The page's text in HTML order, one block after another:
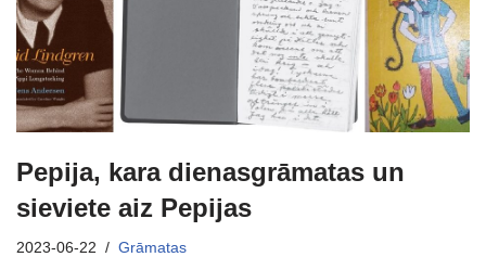
Pepija, kara dienasgrāmatas un
sieviete aiz Pepijas
2023-06-22 Grāmatas